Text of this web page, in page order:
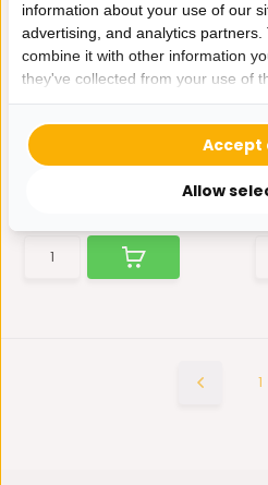
KUSSEN VELVET GEBROKEN
WIT 45x45 CM
Laat je huis schitteren met
deze prachtige kusse...
1
information about your use of our
advertising, and analytics
combine it with other information
they've collected from your use of
Allow
Accept